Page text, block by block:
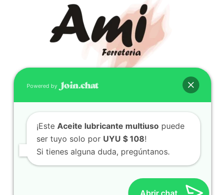
CONTACTO
(598) 099 466 212
correo@ferreami.com.uy
099 466 212
Facebook
Instagram
Powered by
¡Este Aceite lubricante multiuso puede
ser tuyo solo por UYU $ 108!
Si tienes alguna duda, pregúntanos.
Abrir chat